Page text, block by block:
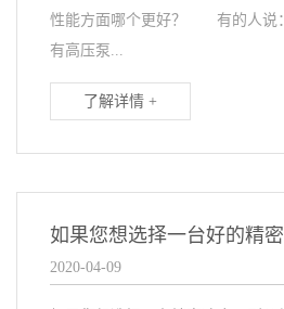
性能方面哪个更好？ 有的人说
有高压泵...
了解详情 +
2020-04-09